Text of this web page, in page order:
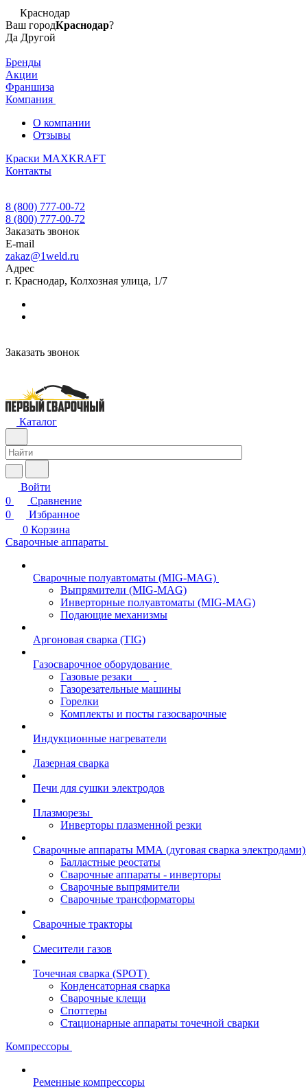
Краснодар
Ваш городКраснодар?
Да Другой
Бренды
Акции
Франшиза
Компания
О компании
Отзывы
Краски MAXKRAFT
Контакты
8 (800) 777-00-72
8 (800) 777-00-72
Заказать звонок
E-mail
zakaz@1weld.ru
Адрес
г. Краснодар, Колхозная улица, 1/7
Заказать звонок
Каталог
Войти
0
Сравнение
0
Избранное
0 Корзина
Сварочные аппараты
Сварочные полуавтоматы (MIG-MAG)
Выпрямители (MIG-MAG)
Инверторные полуавтоматы (MIG-MAG)
Подающие механизмы
Аргоновая сварка (TIG)
Газосварочное оборудование
Газовые резаки
Газорезательные машины
Горелки
Комплекты и посты газосварочные
Индукционные нагреватели
Лазерная сварка
Печи для сушки электродов
Плазморезы
Инверторы плазменной резки
Сварочные аппараты ММА (дуговая сварка электродами)
Балластные реостаты
Сварочные аппараты - инверторы
Сварочные выпрямители
Сварочные трансформаторы
Сварочные тракторы
Смесители газов
Точечная сварка (SPOT)
Конденсаторная сварка
Сварочные клещи
Споттеры
Стационарные аппараты точечной сварки
Компрессоры
Ременные компрессоры